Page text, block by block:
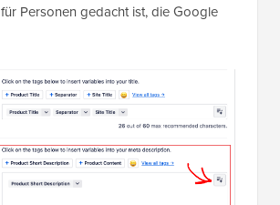
Personen gedacht ist, die Google